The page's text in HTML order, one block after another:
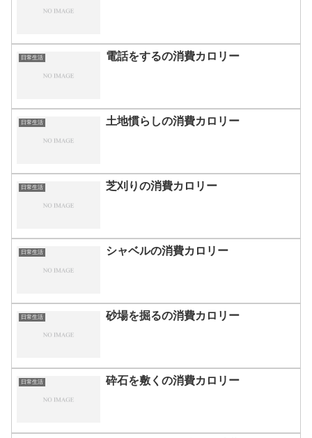
日常生活 電話をするの消費カロリー
日常生活 土地慣らしの消費カロリー
日常生活 芝刈りの消費カロリー
日常生活 シャベルの消費カロリー
日常生活 砂場を掘るの消費カロリー
日常生活 砕石を敷くの消費カロリー